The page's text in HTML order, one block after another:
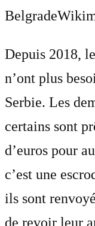
Belgrade
Depuis 2018,
n’ont plus
Serbie. Les
certains sont
d’euros pour
c’est une
ils sont
de revoir leur